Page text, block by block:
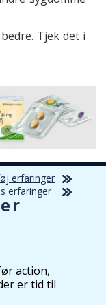
Tjek det i
erfaringer
erfaringer
action,
er tid til